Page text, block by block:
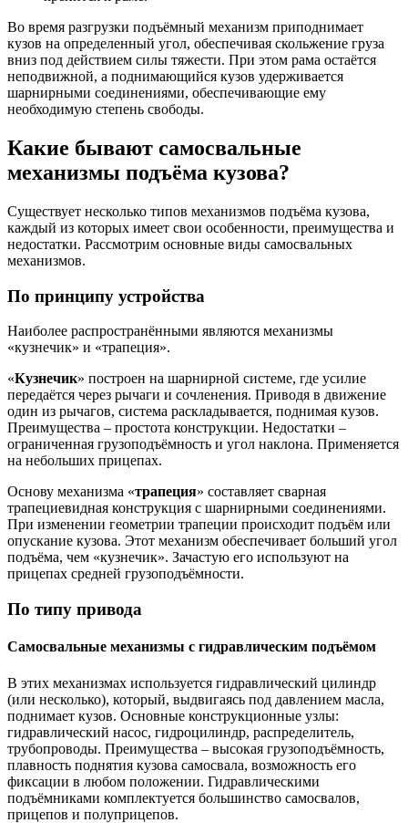
Во время разгрузки подъёмный механизм приподнимает
кузов на определенный угол, обеспечивая скольжение груза
вниз под действием силы тяжести. При этом рама остаётся
неподвижной, а поднимающийся кузов удерживается
шарнирными соединениями, обеспечивающие ему
необходимую степень свободы.
Какие бывают самосвальные
механизмы подъёма кузова?
Существует несколько типов механизмов подъёма кузова,
каждый из которых имеет свои особенности, преимущества и
недостатки. Рассмотрим основные виды самосвальных
механизмов.
По принципу устройства
Наиболее распространёнными являются механизмы
«кузнечик» и «трапеция».
«Кузнечик» построен на шарнирной системе, где усилие
передаётся через рычаги и сочленения. Приводя в движение
один из рычагов, система раскладывается, поднимая кузов.
Преимущества – простота конструкции. Недостатки –
ограниченная грузоподъёмность и угол наклона. Применяется
на небольших прицепах.
Основу механизма «трапеция» составляет сварная
трапециевидная конструкция с шарнирными соединениями.
При изменении геометрии трапеции происходит подъём или
опускание кузова. Этот механизм обеспечивает больший угол
подъёма, чем «кузнечик». Зачастую его используют на
прицепах средней грузоподъёмности.
По типу привода
Самосвальные механизмы с гидравлическим подъёмом
В этих механизмах используется гидравлический цилиндр
(или несколько), который, выдвигаясь под давлением масла,
поднимает кузов. Основные конструкционные узлы:
гидравлический насос, гидроцилиндр, распределитель,
трубопроводы. Преимущества – высокая грузоподъёмность,
плавность поднятия кузова самосвала, возможность его
фиксации в любом положении. Гидравлическими
подъёмниками комплектуется большинство самосвалов,
прицепов и полуприцепов.